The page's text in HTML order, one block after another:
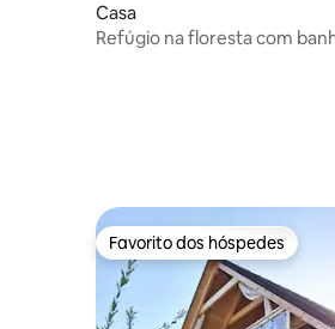
Casa
Refúgio na floresta com
Favorito dos hóspedes
Favorito dos hóspedes